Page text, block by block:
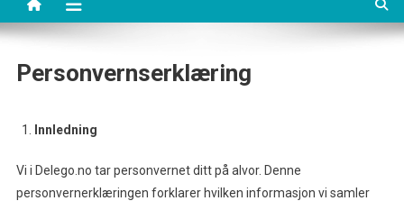
Personvernserklæring
Innledning
Vi i Delego.no tar personvernet ditt på alvor. Denne
personvernerklæringen forklarer hvilken informasjon vi samler